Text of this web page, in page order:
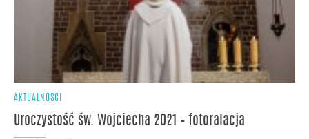
AKTUALNOŚCI
Uroczystość św. Wojciecha 2021 – fotoralacja